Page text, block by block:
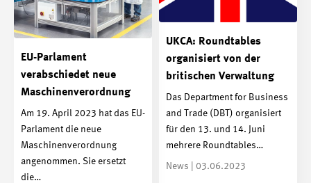
UKCA: Roundtables
organisiert von der
britischen Verwaltung
Das Department for Business
and Trade (DBT) organisiert
für den 13. und 14. Juni
mehrere Roundtables…
News | 03.06.2023
EU-Parlament
verabschiedet neue
Maschinenverordnung
Am 19. April 2023 hat das EU-
Parlament die neue
Maschinenverordnung
angenommen. Sie ersetzt
die…